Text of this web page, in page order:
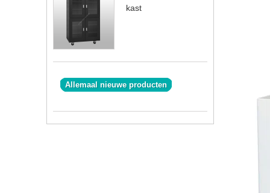
kast
Allemaal nieuwe producten